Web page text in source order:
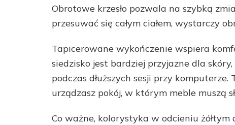
Obrotowe krzesło pozwala na szybką
przesuwać się całym ciałem, wystarczy
Tapicerowane wykończenie wspiera
siedzisko jest bardziej przyjazne dla
podczas dłuższych sesji przy
urządzasz pokój, w którym meble muszą
Co ważne, kolorystyka w odcieniu